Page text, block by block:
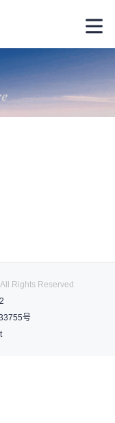
Rights Reserved
号